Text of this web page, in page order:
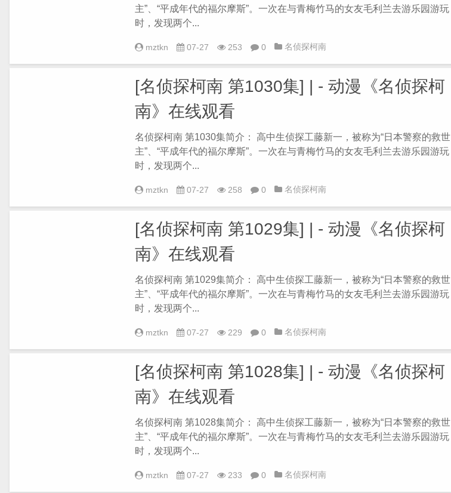
主”、“平成年代的福尔摩斯”。一次在与青梅竹马的女友毛利兰去游乐园游玩
时，发现两个...
mztkn 07-27 253 0 名侦探柯南
[名侦探柯南 第1030集] | - 动漫《名侦探柯
南》在线观看
名侦探柯南 第1030集简介： 高中生侦探工藤新一，被称为“日本警察的救世
主”、“平成年代的福尔摩斯”。一次在与青梅竹马的女友毛利兰去游乐园游玩
时，发现两个...
mztkn 07-27 258 0 名侦探柯南
[名侦探柯南 第1029集] | - 动漫《名侦探柯
南》在线观看
名侦探柯南 第1029集简介： 高中生侦探工藤新一，被称为“日本警察的救世
主”、“平成年代的福尔摩斯”。一次在与青梅竹马的女友毛利兰去游乐园游玩
时，发现两个...
mztkn 07-27 229 0 名侦探柯南
[名侦探柯南 第1028集] | - 动漫《名侦探柯
南》在线观看
名侦探柯南 第1028集简介： 高中生侦探工藤新一，被称为“日本警察的救世
主”、“平成年代的福尔摩斯”。一次在与青梅竹马的女友毛利兰去游乐园游玩
时，发现两个...
mztkn 07-27 233 0 名侦探柯南